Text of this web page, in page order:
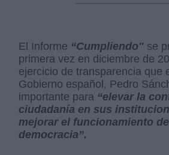
El Informe “Cumpliendo" se
primera vez en diciembre de
ejercicio de transparencia que
Gobierno español, Pedro
importante para “elevar la
ciudadanía en sus
mejorar el funcionamiento
democracia”.